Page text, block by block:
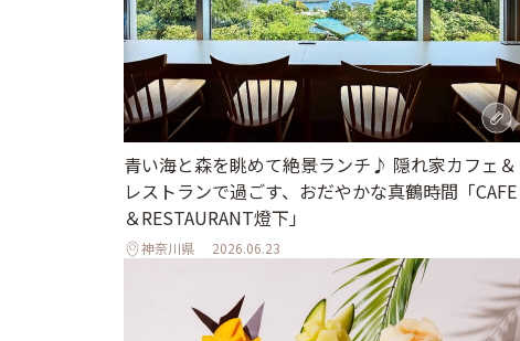
青い海と森を眺めて絶景ランチ♪ 隠れ家カフェ＆
レストランで過ごす、おだやかな真鶴時間「CAFE
＆RESTAURANT燈下」
神奈川県 2026.06.23